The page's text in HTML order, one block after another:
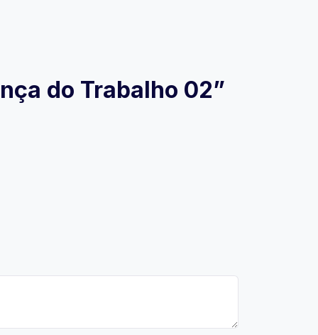
do Trabalho 02”